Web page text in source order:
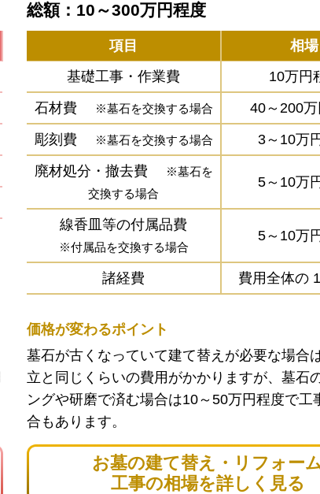
総額：10～300万円程度
項目
相場
基礎工事・作業費
10万円
石材費
※墓石を交換する場合
40～200
彫刻費
※墓石を交換する場合
3～10万
廃材処分・撤去費
※墓石を
交換する場合
5～10万
線香皿等の付属品費
※付属品を交換する場合
5～10万
諸経費 費用全体の
価格が変わるポイント
墓石が古くなっていて建て替えが必要な場合
立と同じくらいの費用がかかりますが、墓石
ングや研磨で済む場合は10～50万円程度で工
合もあります。
お墓の建て替え・リフォー
工事の相場を詳しく見る